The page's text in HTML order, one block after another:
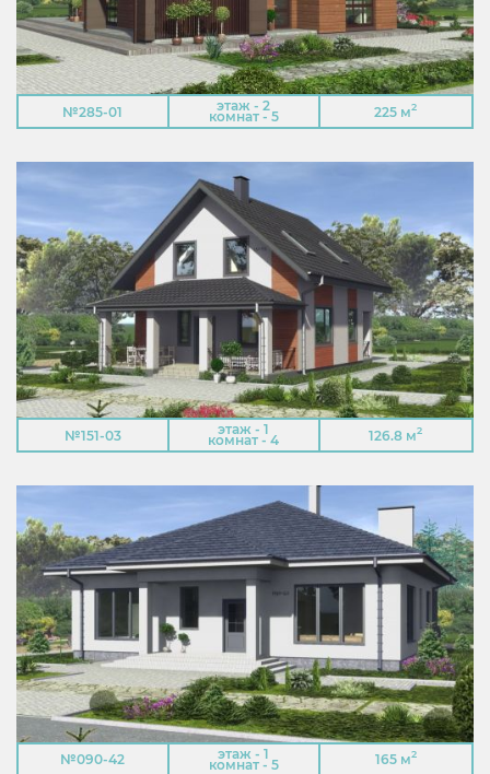
№285-01 этаж - 2
комнат - 5 225 м2
№151-03 этаж - 1
комнат - 4 126.8 м2
№090-42 этаж - 1
комнат - 5 165 м2